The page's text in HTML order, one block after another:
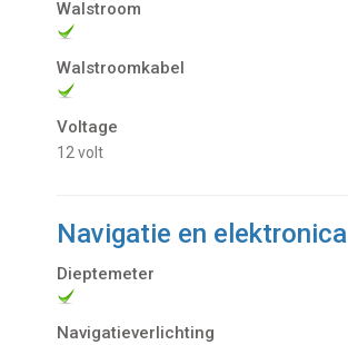
Walstroom
Walstroomkabel
Voltage
12 volt
Navigatie en elektronica
Dieptemeter
Navigatieverlichting